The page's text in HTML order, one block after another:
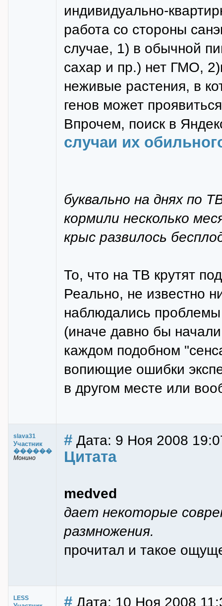
индивидуально-
работа со стороны
случае, 1) в обычной
сахар и пр.) нет ГМО,
неживые растения, в
генов может
Впрочем, поиск в
случаи их
буквально на днях по
кормили несколько
крыс развилось
То, что на ТВ крутят
Реально, не известно
наблюдались
(иначе давно бы
каждом подобном
вопиющие ошибки
в другом месте или
slava31
Участник
������
Монино
# Дата: 9 Ноя 2008
Цитата
medved
дает некоторые
размножения.
прочитал и такое
LESS # Дата: 10 Ноя 2008